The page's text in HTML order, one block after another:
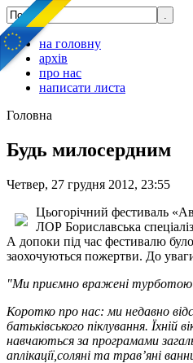
на головну
архів
про нас
написати листа
Головна
Будь милосердним
Четвер, 27 грудня 2012, 23:55
Цьогорічний фестиваль
ЛОР Бориславська
А допоки під час фестивалю було
заохочуються пожертви. До
"Ми приємно вражені турботою
Коротко про нас: ми недавно
батьківського піклування. Їхній
навчаються за програмами
аплікації,соляні та трав’яні